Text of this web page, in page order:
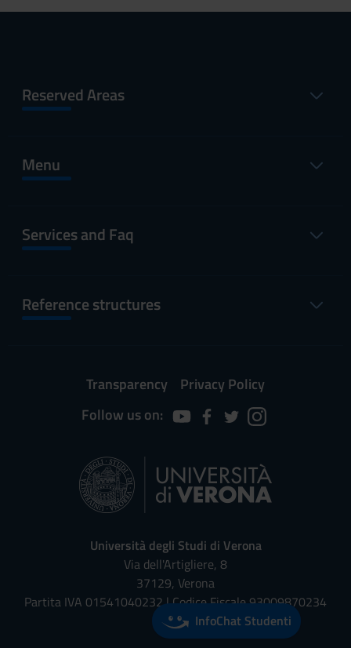
Reserved Areas
Menu
Services and Faq
Reference structures
Transparency
Privacy Policy
Follow us on:
Università degli Studi di Verona
Via dell'Artigliere, 8
37129, Verona
Partita IVA 01541040232 | Codice Fiscale 93009870234
InfoChat Studenti